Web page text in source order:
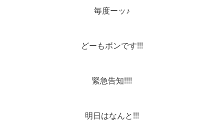
毎度ーッ♪
どーもボンです!!!
緊急告知!!!!
明日はなんと!!!